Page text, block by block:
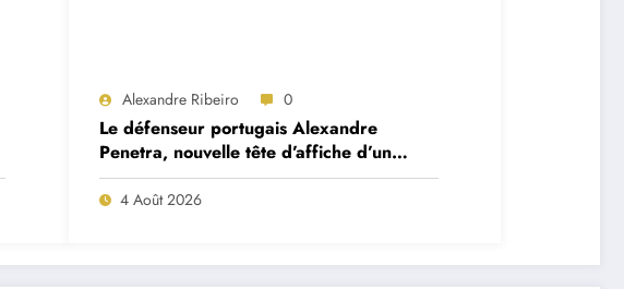
Alexandre Ribeiro 0
Le défenseur portugais Alexandre
Penetra, nouvelle tête d’affiche d’un
projet très ambitieux
4 Août 2026